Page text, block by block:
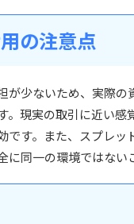
の注意点
が少ないため、実際
。現実の取引に近い
です。また、スプレ
に同一の環境ではない